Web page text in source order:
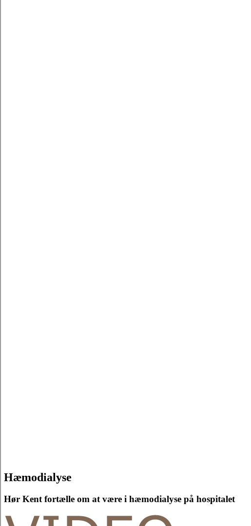
Hæmodialyse
Hør Kent fortælle om at være i hæmodialyse på hospitalet